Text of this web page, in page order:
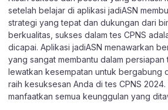
setelah belajar di aplikasi jadiASN
strategi yang tepat dan dukungan dari
berkualitas, sukses dalam tes CPNS
dicapai. Aplikasi jadiASN menawarkan
yang sangat membantu dalam persiapan
lewatkan kesempatan untuk bergabung
raih kesuksesan Anda di tes CPNS
manfaatkan semua keunggulan yang